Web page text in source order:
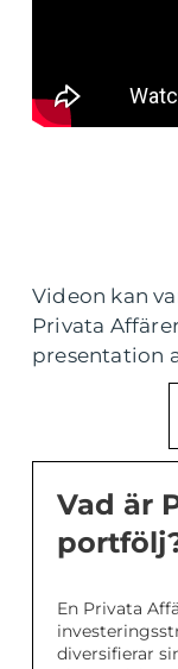
Videon kan
Privata
presentation
Vad är
En Privata
diversifierar